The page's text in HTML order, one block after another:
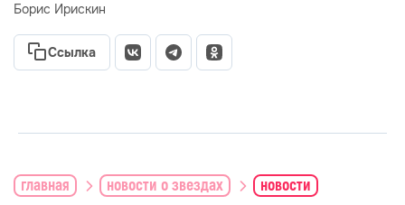
Борис Ирискин
Ссылка
главная новости о звездах новости